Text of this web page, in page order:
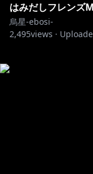
はみだしフレンズ
烏星-ebosi-
2,495views ·